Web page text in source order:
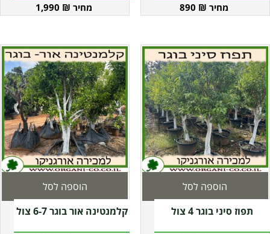
890 ₪
1,990 ₪
תפוז סיני בוגר 4 צול
הוספה לסל
קלמנטינה אור בוגר 6-7 צול
הוספה לסל